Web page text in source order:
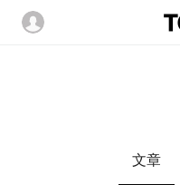
文章